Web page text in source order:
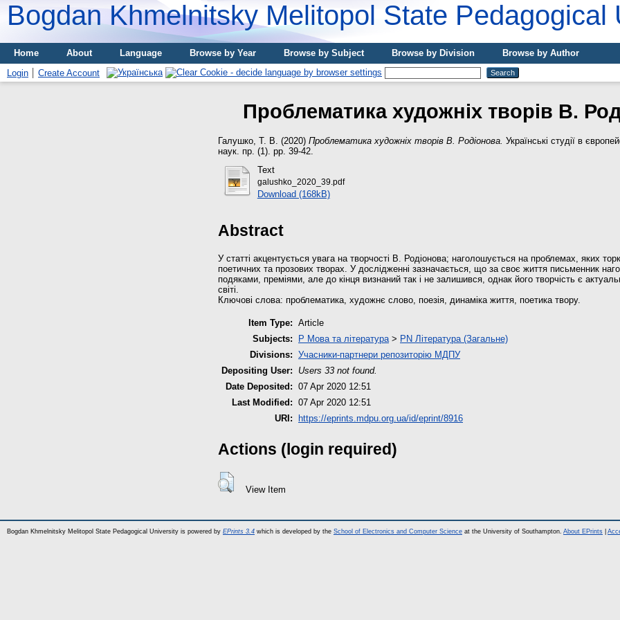
Bogdan Khmelnitsky Melitopol State Pedagogical
Home About Language Browse by Year Browse by Subject Browse by Division
Browse by Author
Login
Create Account
Проблематика художніх творів В.
Галушко, Т. В. (2020) Проблематика художніх творів В. Родіонова. Українські студії в
наук. пр. (1). pp. 39-42.
Text
galushko_2020_39.pdf
Download (168kB)
Abstract
У статті акцентується увага на творчості В. Родіонова; наголошується на проблемах, яких
поетичних та прозових творах. У дослідженні зазначається, що за своє життя письменник
подяками, преміями, але до кінця визнаний так і не залишився, однак його творчість є
світі.
Ключові слова: проблематика, художнє слово, поезія, динаміка життя, поетика твору.
Item Type: Article
Subjects:
P Мова та література> PN Література (Загальне)
Divisions: Учасники-партнери репозиторію МДПУ
Depositing User:
Users 33 not found.
Date Deposited: 07 Apr 2020 12:51
Last Modified: 07 Apr 2020 12:51
URI:
https://eprints.mdpu.org.ua/id/eprint/8916
Actions (login required)
View Item
Bogdan Khmelnitsky Melitopol State Pedagogical University is powered by EPrints 3.4 which is developed by the School of Electronics and Computer Science at the University of Southampton. About EPrints